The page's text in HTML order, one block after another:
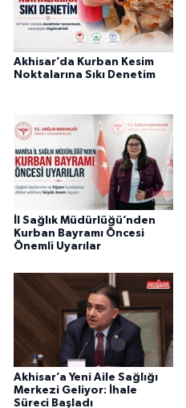
Akhisar’da Kurban Kesim
Noktalarına Sıkı Denetim
İl Sağlık Müdürlüğü’nden
Kurban Bayramı Öncesi
Önemli Uyarılar
Akhisar’a Yeni Aile Sağlığı
Merkezi Geliyor: İhale
Süreci Başladı